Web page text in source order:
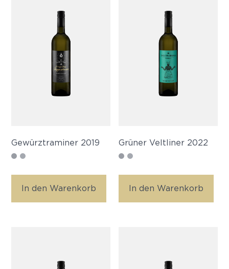
Gewürztraminer 2019
In den Warenkorb
Grüner Veltliner 2022
In den Warenkorb